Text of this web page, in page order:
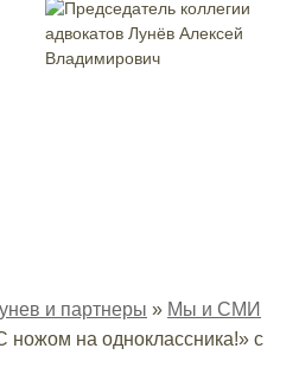
и партнеры » Мы и СМИ
на одноклассника!» с